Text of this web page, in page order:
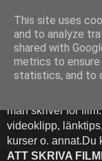
Att
Bloggen
Denna blogg
man skriver för
videoklipp,
kurser o. annat.Du
ATT SKRIVA
This site uses
and to analyze
shared with
metrics to
statistics, and to